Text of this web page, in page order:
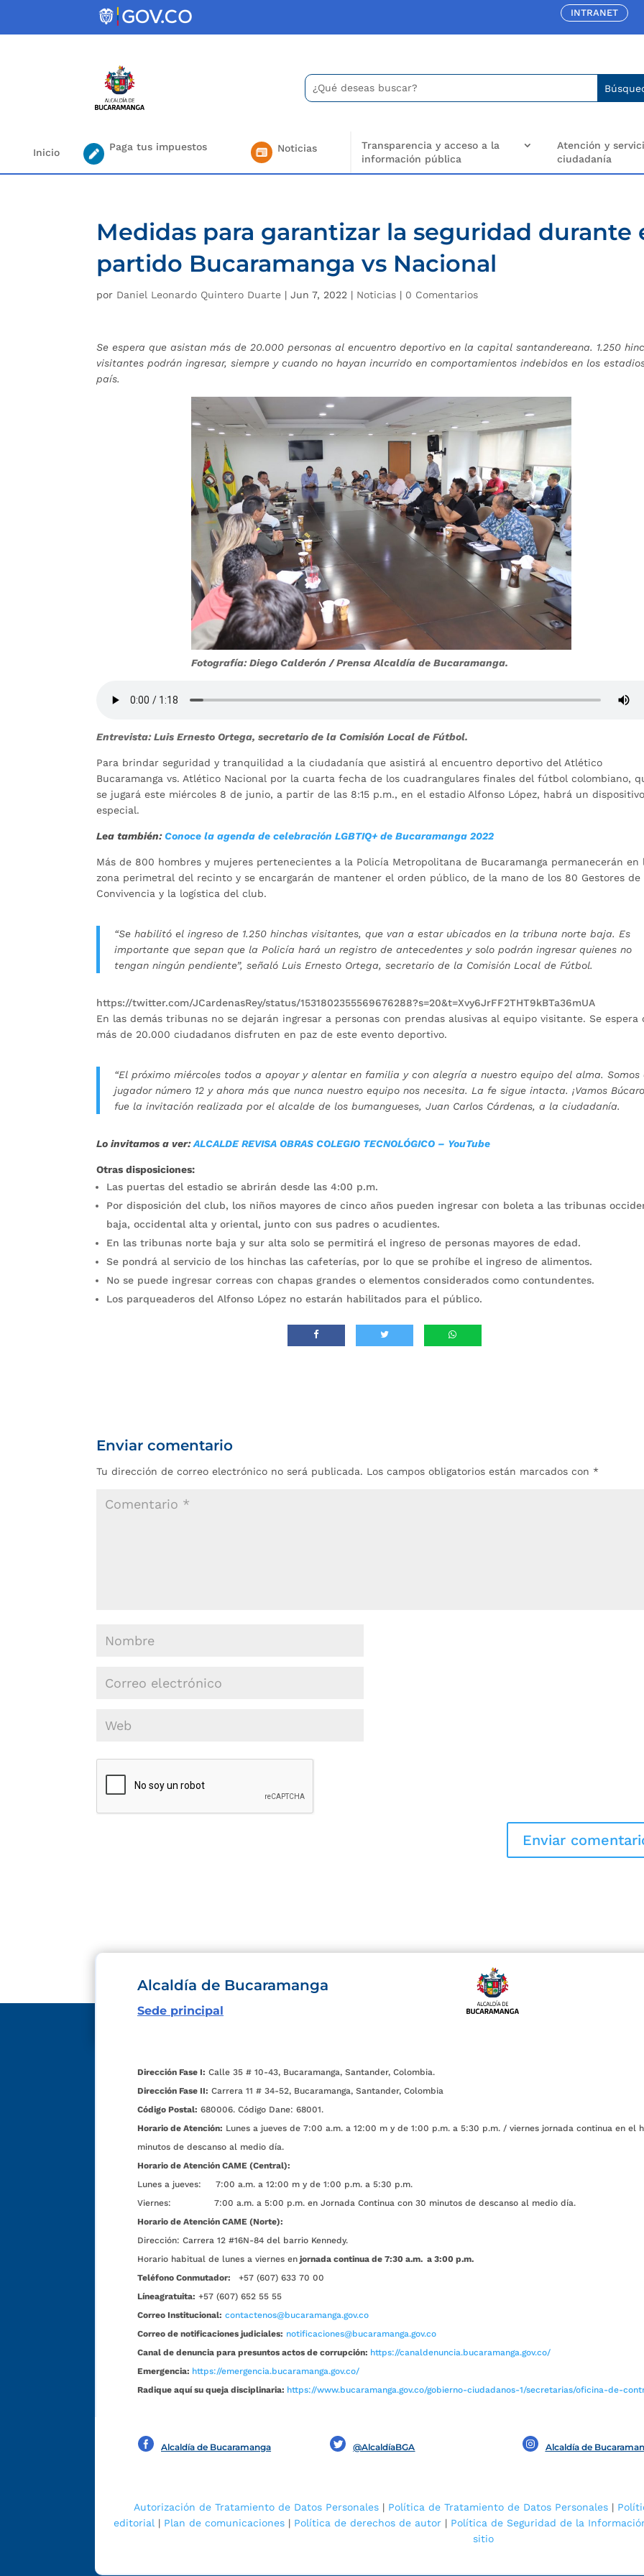
INTRANET
Buscar:
Search
for...
Inicio Paga tus impuestos Noticias
Transparencia y acceso a la
información pública
Atención y
ciudadanía
Medidas para garantizar la seguridad durante
partido Bucaramanga vs Nacional
por Daniel Leonardo Quintero Duarte |Jun 7, 2022 | Noticias | 0 Comentarios
Se espera que asistan más de 20.000 personas al encuentro deportivo en la capital santandereana. 1.250
visitantes podrán ingresar, siempre y cuando no hayan incurrido en comportamientos indebidos en los
país.
Fotografía: Diego Calderón / Prensa Alcaldía de Bucaramanga.
Entrevista: Luis Ernesto Ortega, secretario de la Comisión Local de Fútbol.
Para brindar seguridad y tranquilidad a la ciudadanía que asistirá al encuentro deportivo del Atlético
Bucaramanga vs. Atlético Nacional por la cuarta fecha de los cuadrangulares finales del fútbol colombiano,
se jugará este miércoles 8 de junio, a partir de las 8:15 p.m., en el estadio Alfonso López, habrá un dispositivo
especial.
Lea también:Conoce la agenda de celebración LGBTIQ+ de Bucaramanga 2022
Más de 800 hombres y mujeres pertenecientes a la Policía Metropolitana de Bucaramanga permanecerán en
zona perimetral del recinto y se encargarán de mantener el orden público, de la mano de los 80 Gestores de
Convivencia y la logística del club.
“Se habilitó el ingreso de 1.250 hinchas visitantes, que van a estar ubicados en la tribuna norte baja. Es
importante que sepan que la Policía hará un registro de antecedentes y solo podrán ingresar quienes no
tengan ningún pendiente”, señaló Luis Ernesto Ortega, secretario de la Comisión Local de Fútbol.
https://twitter.com/JCardenasRey/status/1531802355569676288?s=20&t=Xvy6JrFF2THT9kBTa36mUA
En las demás tribunas no se dejarán ingresar a personas con prendas alusivas al equipo visitante. Se espera
más de 20.000 ciudadanos disfruten en paz de este evento deportivo.
“El próximo miércoles todos a apoyar y alentar en familia y con alegría a nuestro equipo del alma. Somos
jugador número 12 y ahora más que nunca nuestro equipo nos necesita. La fe sigue intacta. ¡Vamos
fue la invitación realizada por el alcalde de los bumangueses, Juan Carlos Cárdenas, a la ciudadanía.
Lo invitamos a ver:ALCALDE REVISA OBRAS COLEGIO TECNOLÓGICO – YouTube
Otras disposiciones:
Las puertas del estadio se abrirán desde las 4:00 p.m.
Por disposición del club, los niños mayores de cinco años pueden ingresar con boleta a las tribunas
baja, occidental alta y oriental, junto con sus padres o acudientes.
En las tribunas norte baja y sur alta solo se permitirá el ingreso de personas mayores de edad.
Se pondrá al servicio de los hinchas las cafeterías, por lo que se prohíbe el ingreso de alimentos.
No se puede ingresar correas con chapas grandes o elementos considerados como contundentes.
Los parqueaderos del Alfonso López no estarán habilitados para el público.
Enviar comentario
Tu dirección de correo electrónico no será publicada. Los campos obligatorios están marcados con *
Alcaldía de Bucaramanga
Sede principal
Dirección Fase I: Calle 35 # 10-43, Bucaramanga, Santander, Colombia.
Dirección Fase II: Carrera 11 # 34-52, Bucaramanga, Santander, Colombia
Código Postal: 680006. Código Dane: 68001.
Horario de Atención: Lunes a jueves de 7:00 a.m. a 12:00 m y de 1:00 p.m. a 5:30 p.m. / viernes jornada continua en el
minutos de descanso al medio día.
Horario de Atención CAME (Central):
Lunes a jueves: 7:00 a.m. a 12:00 m y de 1:00 p.m. a 5:30 p.m.
Viernes: 7:00 a.m. a 5:00 p.m. en Jornada Continua con 30 minutos de descanso al medio día.
Horario de Atención CAME (Norte):
Dirección: Carrera 12 #16N-84 del barrio Kennedy.
Horario habitual de lunes a viernes en jornada continua de 7:30 a.m. a 3:00 p.m.
Teléfono Conmutador:
+57 (607) 633 70 00
Líneagratuita: +57 (607) 652 55 55
Correo Institucional: contactenos@bucaramanga.gov.co
Correo de notificaciones judiciales: notificaciones@bucaramanga.gov.co
Canal de denuncia para presuntos actos de corrupción: https://canaldenuncia.bucaramanga.gov.co/
Emergencia: https://emergencia.bucaramanga.gov.co/
Radique aquí su queja disciplinaria: https://www.bucaramanga.gov.co/gobierno-ciudadanos-1/secretarias/oficina-de-
Alcaldía de Bucaramanga @AlcaldíaBGA Alcaldía de
Autorización de Tratamiento de Datos Personales | Política de Tratamiento de Datos Personales |
editorial | Plan de comunicaciones | Política de derechos de autor | Política de Seguridad de la
sitio